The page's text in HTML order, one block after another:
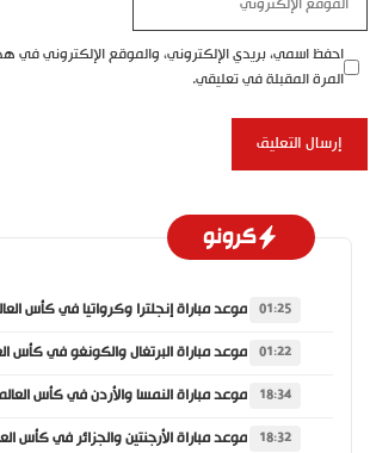
احفظ اسمي، بريدي الإلكتروني، والموقع الإلكتروني في
المرة المقبلة في تعليقي.
كرونو
01:25
01:22
18:34
18:32